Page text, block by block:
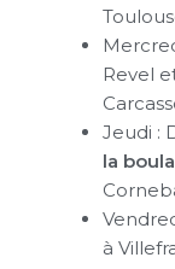
Revel
Jeudi :
la
à